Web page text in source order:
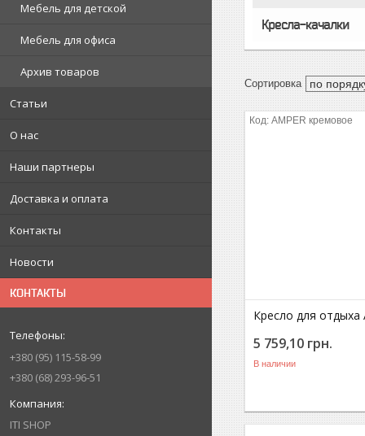
Мебель для детской
Мебель для офиса
Архив товаров
Статьи
О нас
Наши партнеры
Доставка и оплата
Контакты
Новости
КОНТАКТЫ
+380 95 115-58-99
+380 68 293-96-51
ITI SHOP
Кресла-качалки
AMPER кремовое
Кресло для отдыха
5 759,10 грн.
В наличии